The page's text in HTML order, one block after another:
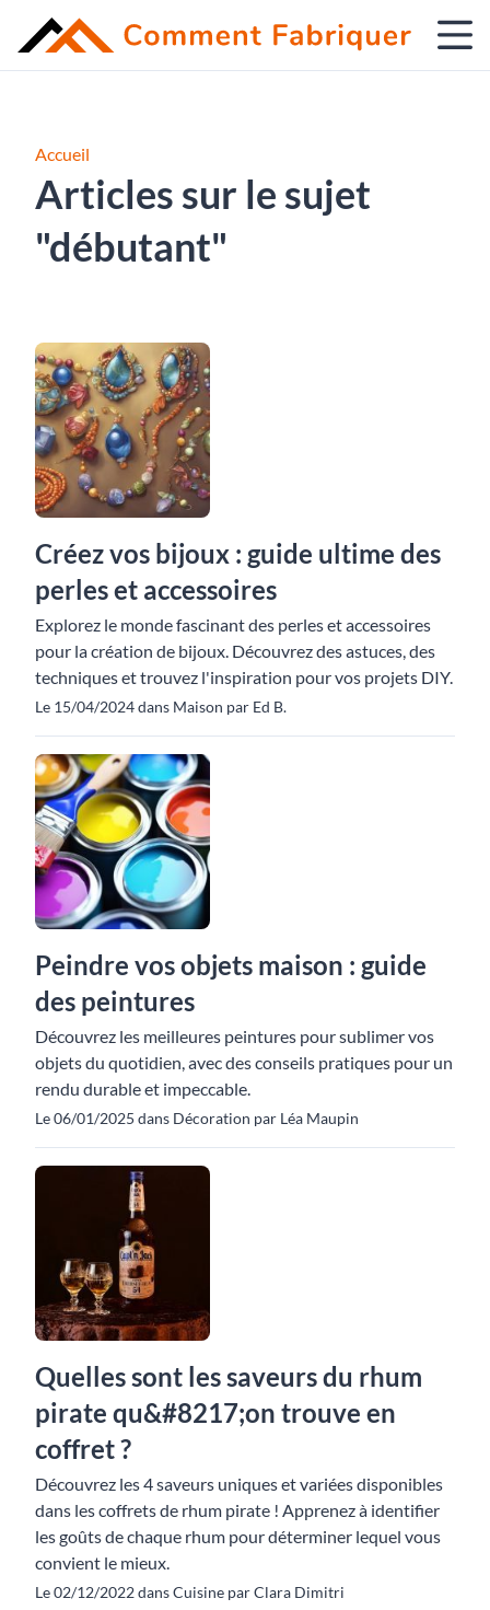
Accueil
Articles sur le sujet
"débutant"
Créez vos bijoux : guide ultime des
perles et accessoires
Explorez le monde fascinant des perles et accessoires
pour la création de bijoux. Découvrez des astuces, des
techniques et trouvez l'inspiration pour vos projets DIY.
Le 15/04/2024 dans Maison par Ed B.
Peindre vos objets maison : guide
des peintures
Découvrez les meilleures peintures pour sublimer vos
objets du quotidien, avec des conseils pratiques pour un
rendu durable et impeccable.
Le 06/01/2025 dans Décoration par Léa Maupin
Quelles sont les saveurs du rhum
pirate qu&#8217;on trouve en
coffret ?
Découvrez les 4 saveurs uniques et variées disponibles
dans les coffrets de rhum pirate ! Apprenez à identifier
les goûts de chaque rhum pour déterminer lequel vous
convient le mieux.
Le 02/12/2022 dans Cuisine par Clara Dimitri